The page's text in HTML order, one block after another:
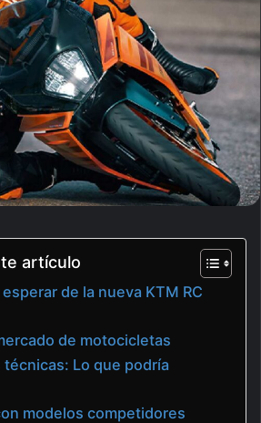
artículo
de la nueva KTM RC
de motocicletas
Lo que podría
modelos competidores